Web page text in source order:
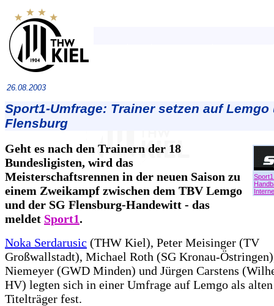
26.08.2003
Sport1-Umfrage: Trainer setzen auf Lemgo
Flensburg
Geht es nach den Trainern der 18
Bundesligisten, wird das
Meisterschaftsrennen in der neuen Saison zu
einem Zweikampf zwischen dem TBV Lemgo
und der SG Flensburg-Handewitt - das
meldet Sport1.
Noka Serdarusic (THW Kiel), Peter Meisinger (TV
Großwallstadt), Michael Roth (SG Kronau-
Niemeyer (GWD Minden) und Jürgen Carstens
HV) legten sich in einer Umfrage auf Lemgo als alten
Titelträger fest.